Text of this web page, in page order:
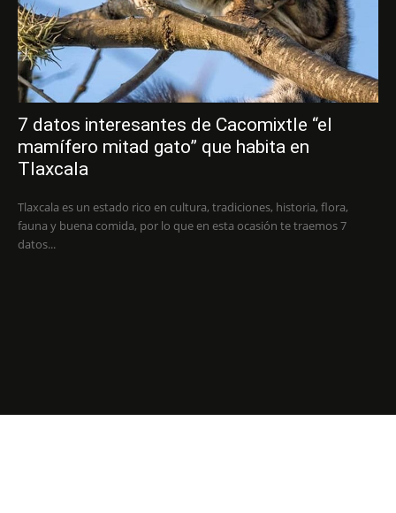
7 datos interesantes de Cacomixtle “el
mamífero mitad gato” que habita en
Tlaxcala
Tlaxcala es un estado rico en cultura, tradiciones, historia, flora,
fauna y buena comida, por lo que en esta ocasión te traemos 7
datos...